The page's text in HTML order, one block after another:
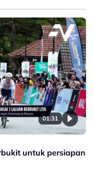
01:31
untuk persiapan